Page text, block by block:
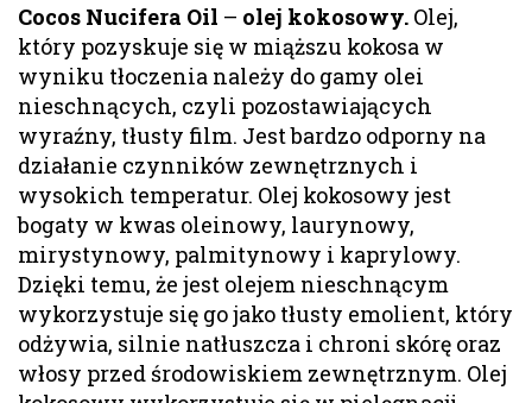
Cocos Nucifera Oil – olej kokosowy. Olej,
który pozyskuje się w miąższu kokosa w
wyniku tłoczenia należy do gamy olei
nieschnących, czyli pozostawiających
wyraźny, tłusty film. Jest bardzo odporny na
działanie czynników zewnętrznych i
wysokich temperatur. Olej kokosowy jest
bogaty w kwas oleinowy, laurynowy,
mirystynowy, palmitynowy i kaprylowy.
Dzięki temu, że jest olejem nieschnącym
wykorzystuje się go jako tłusty emolient, który
odżywia, silnie natłuszcza i chroni skórę oraz
włosy przed środowiskiem zewnętrznym. Olej